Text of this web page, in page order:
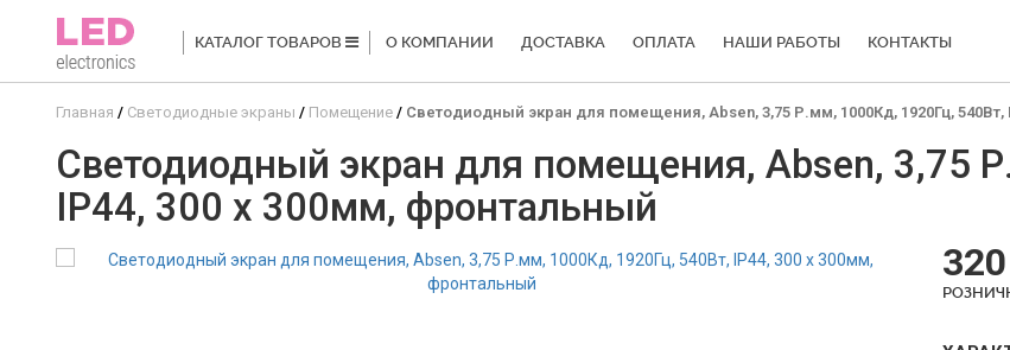
КАТАЛОГ ТОВАРОВ О КОМПАНИИ ДОСТАВКА ОПЛАТА НАШИ РАБОТЫ КОНТАКТЫ
Главная Светодиодные экраны Помещение Светодиодный экран для помещения, Absen, 3,75 Р.мм, 1000Кд, 1920Гц,
Светодиодный экран для помещения, Absen, 3,75
IP44, 300 x 300мм, фронтальный